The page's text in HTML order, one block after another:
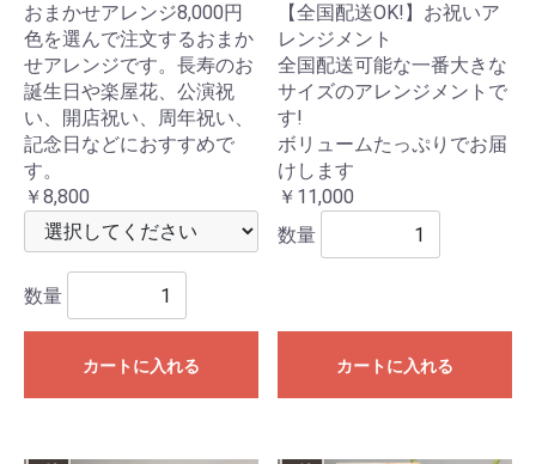
おまかせアレンジ8,000円
色を選んで注文するおまか
せアレンジです。長寿のお
誕生日や楽屋花、公演祝
い、開店祝い、周年祝い、
記念日などにおすすめで
す。
￥8,800
数量
カートに入れる
【全国配送OK!】お祝いア
レンジメント
全国配送可能な一番大きな
サイズのアレンジメントで
す!
ボリュームたっぷりでお届
けします
￥11,000
数量
カートに入れる